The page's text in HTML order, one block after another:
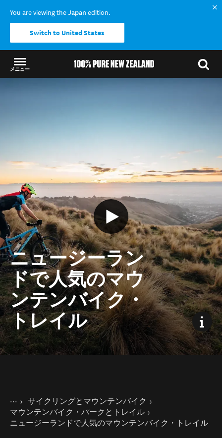
You are viewing theJapan edition.
Switch to United States
メニュー
ニュージーラン
ドで人気のマウ
ンテンバイク・
トレイル
現在のページ
ホーム
ニュージーランドの楽しみ方
サイクリングとマウンテンバイク
マウンテンバイク・パークとトレイル
ニュージーランドで人気のマウンテンバイク・トレイル